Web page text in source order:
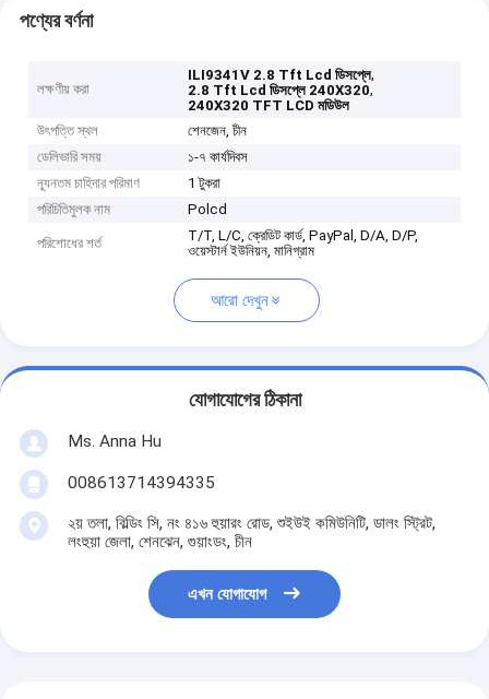
পণ্যের বর্ণনা
লক্ষণীয় করা
ILI9341V 2.8 Tft Lcd ডিসপ্লে,
2.8 Tft Lcd ডিসপ্লে 240X320,
240X320 TFT LCD মডিউল
উৎপত্তি স্থল
শেনজেন, চীন
ডেলিভারি সময়
১-৭ কার্যদিবস
ন্যূনতম চাহিদার পরিমাণ
1 টুকরা
পরিচিতিমুলক নাম
Polcd
পরিশোধের শর্ত
T/T, L/C, ক্রেডিট কার্ড, PayPal, D/A, D/P,
ওয়েস্টার্ন ইউনিয়ন, মানিগ্রাম
আরো দেখুন
যোগাযোগের ঠিকানা
Ms. Anna Hu
008613714394335
২য় তলা, বিল্ডিং সি, নং ৪১৬ হুয়ারং রোড, শুইউই কমিউনিটি, ডালং স্ট্রিট,
লংহুয়া জেলা, শেনঝেন, গুয়াংডং, চীন
এখন যোগাযোগ